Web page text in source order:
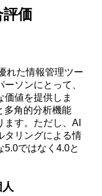
価
れた情報管理ツー
ソンにとって、
価値を提供しま
多角的分析機能
ます。ただし、AI
タリングによる情
5.0ではなく4.0と